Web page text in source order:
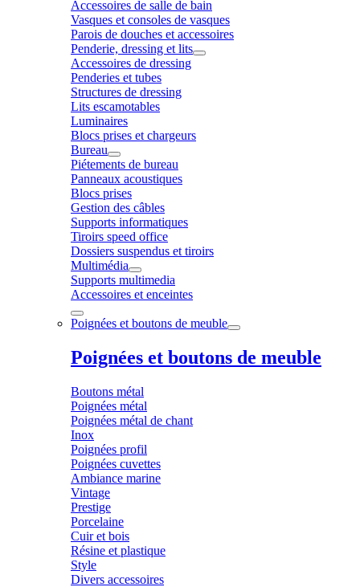
Accessoires de salle de bain
Vasques et consoles de vasques
Parois de douches et accessoires
Penderie, dressing et lits
Accessoires de dressing
Penderies et tubes
Structures de dressing
Lits escamotables
Luminaires
Blocs prises et chargeurs
Bureau
Piétements de bureau
Panneaux acoustiques
Blocs prises
Gestion des câbles
Supports informatiques
Tiroirs speed office
Dossiers suspendus et tiroirs
Multimédia
Supports multimedia
Accessoires et enceintes
Poignées et boutons de meuble
Poignées et boutons de meuble
Boutons métal
Poignées métal
Poignées métal de chant
Inox
Poignées profil
Poignées cuvettes
Ambiance marine
Vintage
Prestige
Porcelaine
Cuir et bois
Résine et plastique
Style
Divers accessoires